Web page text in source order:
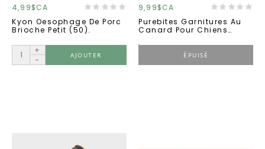
4,99$CA
Kyon Oesophage De Porc
Brioche Petit (50).
+
-
AJOUTER
9,99$CA
Purebites Garnitures Au
Canard Pour Chiens
ÉPUISÉ